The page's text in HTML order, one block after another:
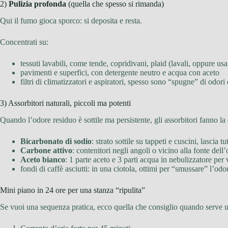
2) Pulizia profonda (quella che spesso si rimanda)
Qui il fumo gioca sporco: si deposita e resta.
Concentrati su:
tessuti lavabili, come tende, copridivani, plaid (lavali, oppure
pavimenti e superfici, con detergente neutro e acqua con aceto
filtri di climatizzatori e aspiratori, spesso sono “spugne” di
3) Assorbitori naturali, piccoli ma potenti
Quando l’odore residuo è sottile ma persistente, gli assorbitori fanno
Bicarbonato di sodio: strato sottile su tappeti e cuscini, lascia
Carbone attivo: contenitori negli angoli o vicino alla fonte
Aceto bianco: 1 parte aceto e 3 parti acqua in nebulizzatore
fondi di caffè asciutti: in una ciotola, ottimi per “smussare”
Mini piano in 24 ore per una stanza “ripulita”
Se vuoi una sequenza pratica, ecco quella che consiglio quando serve